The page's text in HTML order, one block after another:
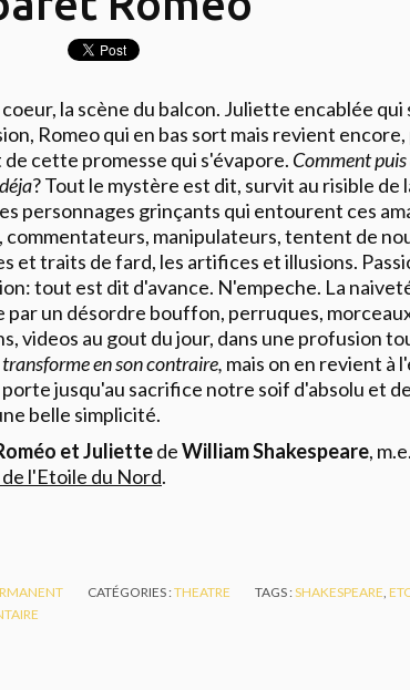
coeur, la scène du balcon. Juliette encablée
Romeo qui en bas sort mais revient
cette promesse qui s'évapore. Comment puis
? Tout le mystère est dit, survit au risible de
personnages grinçants qui entourent ces
commentateurs, manipulateurs, tentent de
et traits de fard, les artifices et illusions.
tout est dit d'avance. N'empeche. La
par un désordre bouffon, perruques,
videos au gout du jour, dans une profusion
transforme en son contraire, mais on en revient à
porte jusqu'au sacrifice notre soif d'absolu et
belle simplicité.
et JuliettedeWilliam Shakespeare,
l'Etoile du Nord.
CATÉGORIES :THEATRE TAGS :SHAKESPEARE ,